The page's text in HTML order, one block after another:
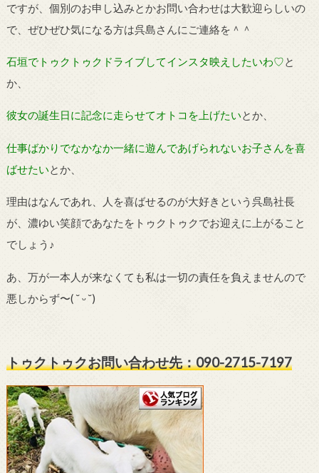
ですが、個別のお申し込みとかお問い合わせは大歓迎らしいの
で、ぜひぜひ気になる方は呉島さんにご連絡を＾＾
石垣でトゥクトゥクドライブしてインスタ映えしたいわ♡と
か、
彼女の誕生日に記念に走らせてオトコを上げたいとか、
仕事ばかりでなかなか一緒に遊んであげられないお子さんを喜
ばせたいとか、
理由はなんであれ、人を喜ばせるのが大好きという呉島社長
が、濃ゆい笑顔であなたをトゥクトゥクでお迎えに上がること
でしょう♪
あ、万が一本人が来なくても私は一切の責任を負えませんので
悪しからず〜( ˘ᵕ˘)
トゥクトゥクお問い合わせ先：090-2715-7197